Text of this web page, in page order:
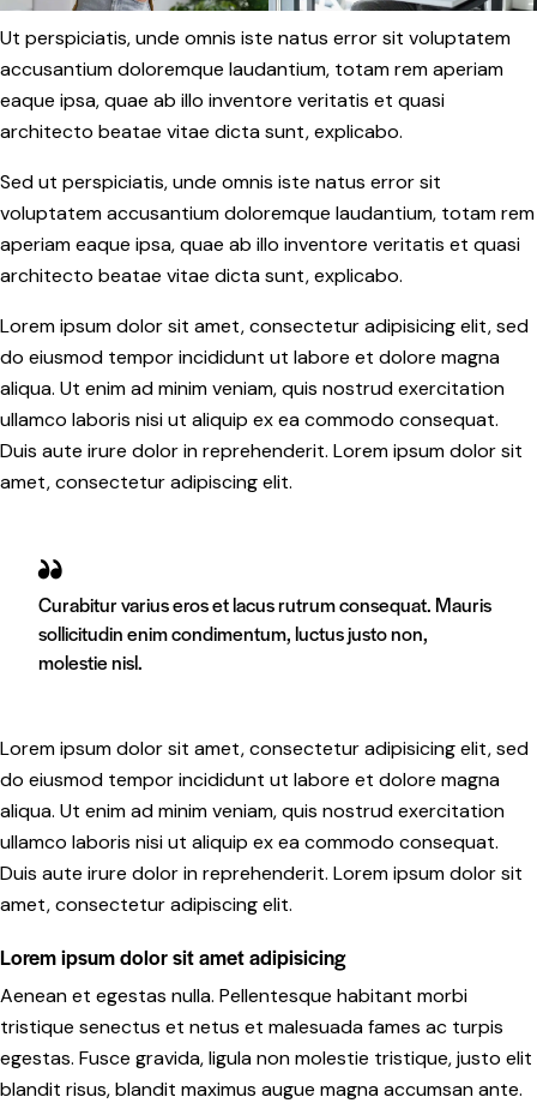
Ut perspiciatis, unde omnis iste natus error sit voluptatem
accusantium doloremque laudantium, totam rem aperiam
eaque ipsa, quae ab illo inventore veritatis et quasi
architecto beatae vitae dicta sunt, explicabo.
Sed ut perspiciatis, unde omnis iste natus error sit
voluptatem accusantium doloremque laudantium, totam rem
aperiam eaque ipsa, quae ab illo inventore veritatis et quasi
architecto beatae vitae dicta sunt, explicabo.
Lorem ipsum dolor sit amet, consectetur adipisicing elit, sed
do eiusmod tempor incididunt ut labore et dolore magna
aliqua. Ut enim ad minim veniam, quis nostrud exercitation
ullamco laboris nisi ut aliquip ex ea commodo consequat.
Duis aute irure dolor in reprehenderit. Lorem ipsum dolor sit
amet, consectetur adipiscing elit.
Curabitur varius eros et lacus rutrum consequat. Mauris
sollicitudin enim condimentum, luctus justo non,
molestie nisl.
Lorem ipsum dolor sit amet, consectetur adipisicing elit, sed
do eiusmod tempor incididunt ut labore et dolore magna
aliqua. Ut enim ad minim veniam, quis nostrud exercitation
ullamco laboris nisi ut aliquip ex ea commodo consequat.
Duis aute irure dolor in reprehenderit. Lorem ipsum dolor sit
amet, consectetur adipiscing elit.
Lorem ipsum dolor sit amet adipisicing
Aenean et egestas nulla. Pellentesque habitant morbi
tristique senectus et netus et malesuada fames ac turpis
egestas. Fusce gravida, ligula non molestie tristique, justo elit
blandit risus, blandit maximus augue magna accumsan ante.